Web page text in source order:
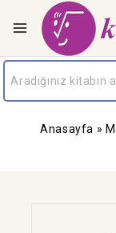
Anasayfa »